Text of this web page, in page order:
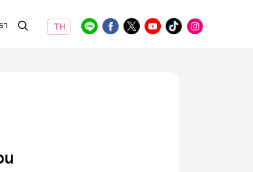
า TH
น